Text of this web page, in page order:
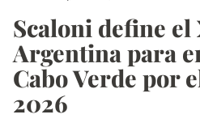
Scaloni define el
Argentina para
Cabo Verde por
2026